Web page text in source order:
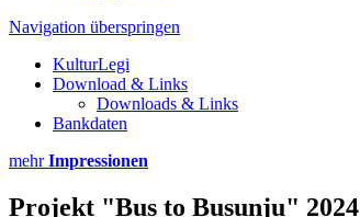
Navigation überspringen
KulturLegi
Download & Links
Downloads & Links
Bankdaten
mehrImpressionen
Projekt "Bus to Busunju" 2024